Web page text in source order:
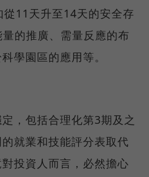
11天升至14天的安全存
的推廣、需量反應的布
學園區的應用等。
，包括合理化第3期及之
就業和技能評分表取代
投資人而言，必然擔心